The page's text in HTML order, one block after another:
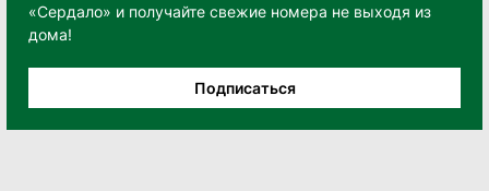
«Сердало» и получайте свежие номера не выходя из
дома!
Подписаться